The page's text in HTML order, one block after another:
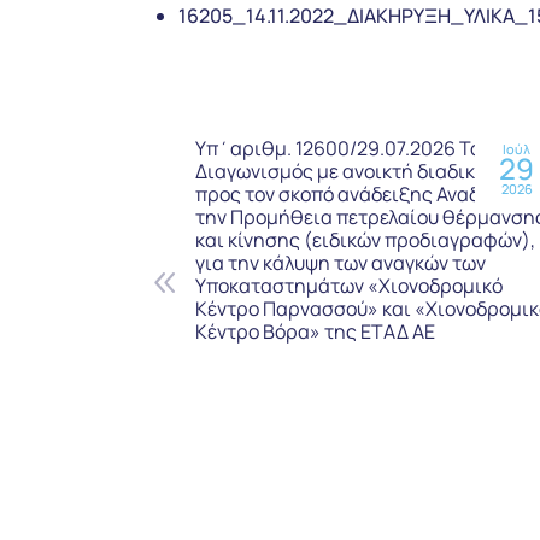
Ιούλ
29
2026
Υπ΄αριθμ. 12600/29.07.2026 Τακτικός
Διαγωνισμός με ανοικτή διαδικασία,
προς τον σκοπό ανάδειξης Αναδόχου για
την Προμήθεια πετρελαίου
και κίνησης (ειδικών προδιαγραφών),
για την κάλυψη των αναγκών των
Υποκαταστημάτων «Χιονοδρομικό
Κέντρο Παρνασσού» και
Κέντρο Βόρα» της ΕΤΑΔ ΑΕ